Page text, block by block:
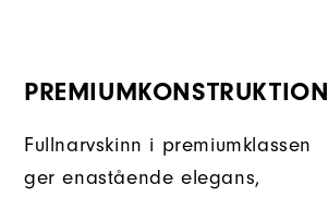
PREMIUMKONSTRUKTION
Fullnarvskinn i premiumklassen
ger enastående elegans,